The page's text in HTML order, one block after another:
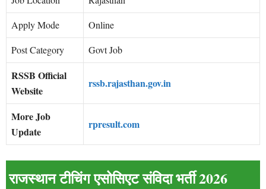
Apply Mode
Online
Post Category
Govt Job
RSSB Official
Website
rssb.rajasthan.gov.in
More Job
Update
rpresult.com
राजस्थान टीचिंग एसोसिएट संविदा भर्ती 2026